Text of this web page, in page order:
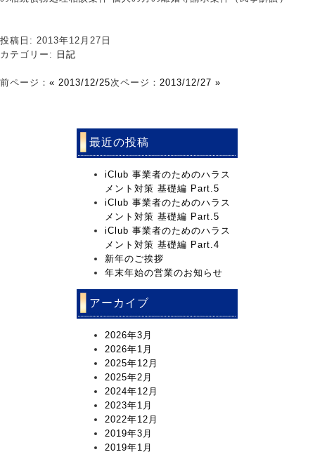
投稿日: 2013年12月27日
カテゴリー: 日記
前ページ： « 2013/12/25次ページ： 2013/12/27 »
最近の投稿
iClub 事業者のためのハラス
メント対策 基礎編 Part.5
iClub 事業者のためのハラス
メント対策 基礎編 Part.5
iClub 事業者のためのハラス
メント対策 基礎編 Part.4
新年のご挨拶
年末年始の営業のお知らせ
アーカイブ
2026年3月
2026年1月
2025年12月
2025年2月
2024年12月
2023年1月
2022年12月
2019年3月
2019年1月